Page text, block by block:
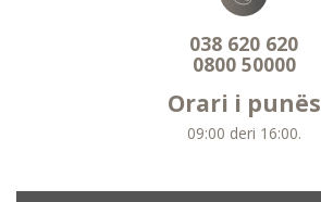
038 620 620
0800 50000
Orari i punës
09:00 deri 16:00.